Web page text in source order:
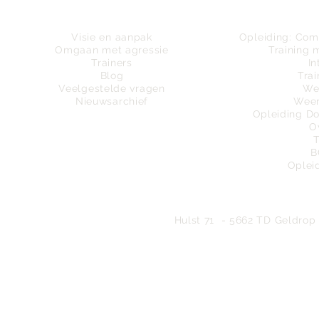
Visie en aanpak
Omgaan met agressie
Trainers
Blog
Veelgestelde vragen
Nieuwsarchief
Opleiding:
Training
Opleiding
Hulst 71 - 5662 TD